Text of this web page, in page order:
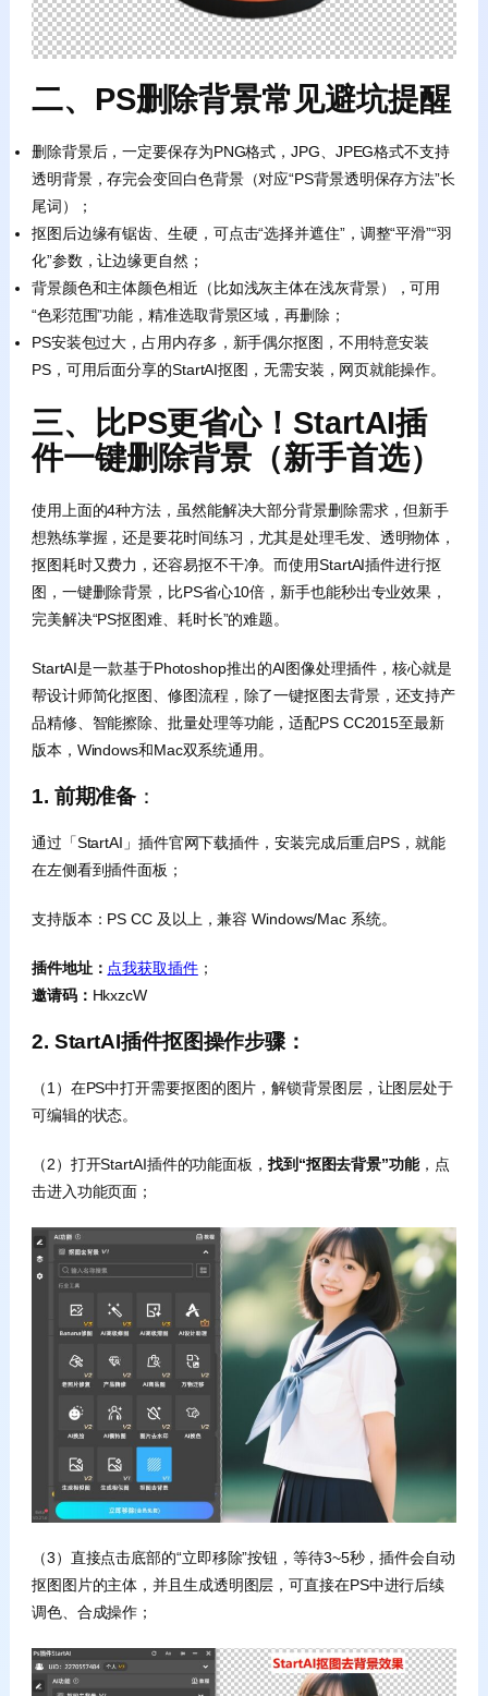
二、PS删除背景常见避坑提醒
删除背景后，一定要保存为PNG格式，JPG、JPEG格式不支持
透明背景，存完会变回白色背景（对应“PS背景透明保存方法”长
尾词）；
抠图后边缘有锯齿、生硬，可点击“选择并遮住”，调整“平滑”“羽
化”参数，让边缘更自然；
背景颜色和主体颜色相近（比如浅灰主体在浅灰背景），可用
“色彩范围”功能，精准选取背景区域，再删除；
PS安装包过大，占用内存多，新手偶尔抠图，不用特意安装
PS，可用后面分享的StartAI抠图，无需安装，网页就能操作。
三、比PS更省心！StartAI插
件一键删除背景（新手首选）
使用上面的4种方法，虽然能解决大部分背景删除需求，但新手
想熟练掌握，还是要花时间练习，尤其是处理毛发、透明物体，
抠图耗时又费力，还容易抠不干净。而使用StartAI插件进行抠
图，一键删除背景，比PS省心10倍，新手也能秒出专业效果，
完美解决“PS抠图难、耗时长”的难题。
StartAI是一款基于Photoshop推出的AI图像处理插件，核心就是
帮设计师简化抠图、修图流程，除了一键抠图去背景，还支持产
品精修、智能擦除、批量处理等功能，适配PS CC2015至最新
版本，Windows和Mac双系统通用。
1. 前期准备​ ：
通过「StartAI」插件官网下载插件，安装完成后重启PS，就能
在左侧看到插件面板；​
支持版本：PS CC 及以上，兼容 Windows/Mac 系统。​
插件地址： 点我获取插件；
邀请码： HkxzcW
2. StartAI插件抠图操作步骤：
（1）在PS中打开需要抠图的图片，解锁背景图层，让图层处于
可编辑的状态。
（2）打开StartAI插件的功能面板， 找到“抠图去背景”功能，点
击进入功能页面；
（3）直接点击底部的“立即移除”按钮，等待3~5秒，插件会自动
抠图图片的主体，并且生成透明图层，可直接在PS中进行后续
调色、合成操作；